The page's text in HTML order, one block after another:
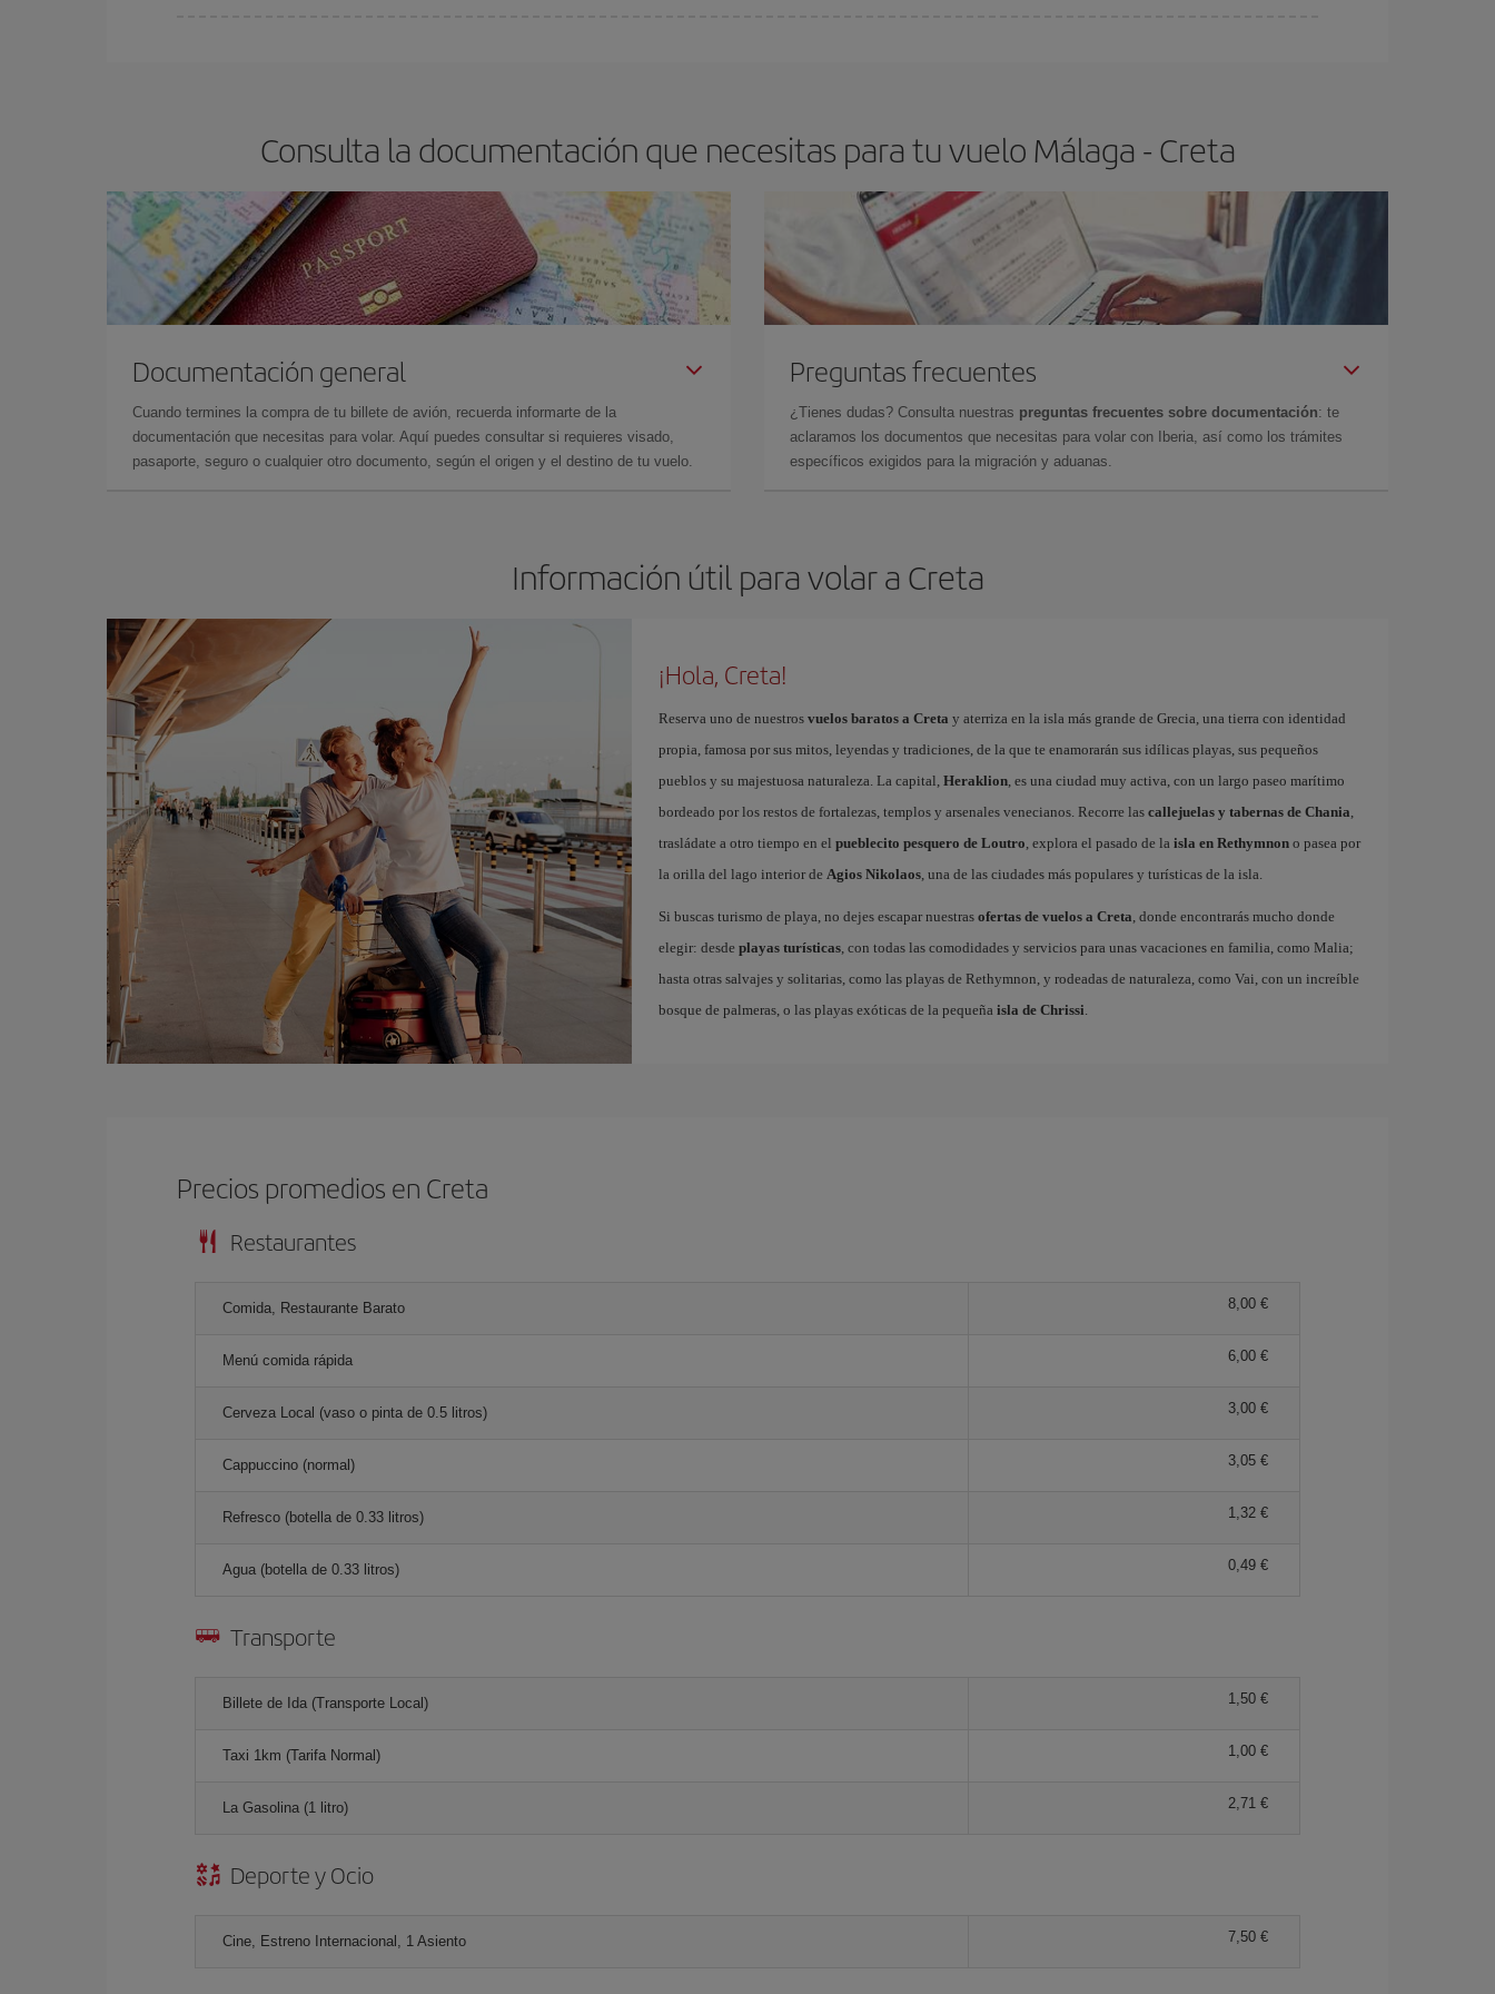
Consulta la documentación que necesitas para tu vuelo Málaga - Creta
Documentación general
Cuando termines la compra de tu billete de avión, recuerda informarte de la
documentación que necesitas para volar. Aquí puedes consultar si requieres visado,
pasaporte, seguro o cualquier otro documento, según el origen y el destino de tu vuelo.
Preguntas frecuentes
¿Tienes dudas? Consulta nuestras preguntas frecuentes sobre documentación: te
aclaramos los documentos que necesitas para volar con Iberia, así como los trámites
específicos exigidos para la migración y aduanas.
Información útil para volar a Creta
¡Hola, Creta!
Reserva uno de nuestros vuelos baratos a Creta y aterriza en la isla más grande de Grecia, una tierra con identidad
propia, famosa por sus mitos, leyendas y tradiciones, de la que te enamorarán sus idílicas playas, sus pequeños
pueblos y su majestuosa naturaleza. La capital, Heraklion, es una ciudad muy activa, con un largo paseo marítimo
bordeado por los restos de fortalezas, templos y arsenales venecianos. Recorre las callejuelas y tabernas de Chania,
trasládate a otro tiempo en el pueblecito pesquero de Loutro, explora el pasado de la isla en Rethymnono pasea por
la orilla del lago interior de Agios Nikolaos, una de las ciudades más populares y turísticas de la isla.
Si buscas turismo de playa, no dejes escapar nuestras ofertas de vuelos a Creta, donde encontrarás mucho donde
elegir: desde playas turísticas, con todas las comodidades y servicios para unas vacaciones en familia, como Malia;
hasta otras salvajes y solitarias, como las playas de Rethymnon, y rodeadas de naturaleza, como Vai, con un increíble
bosque de palmeras, o las playas exóticas de la pequeña isla de Chrissi.
Precios promedios en Creta
Restaurantes
Comida, Restaurante Barato 8,00 €
Menú comida rápida 6,00 €
Cerveza Local (vaso o pinta de 0.5 litros) 3,00 €
Cappuccino (normal) 3,05 €
Refresco (botella de 0.33 litros) 1,32 €
Agua (botella de 0.33 litros) 0,49 €
Transporte
Billete de Ida (Transporte Local) 1,50 €
Taxi 1km (Tarifa Normal) 1,00 €
La Gasolina (1 litro) 2,71 €
Deporte y Ocio
Cine, Estreno Internacional, 1 Asiento 7,50 €